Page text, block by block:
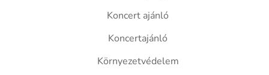
Koncert ajánló
Koncertajánló
Környezetvédelem